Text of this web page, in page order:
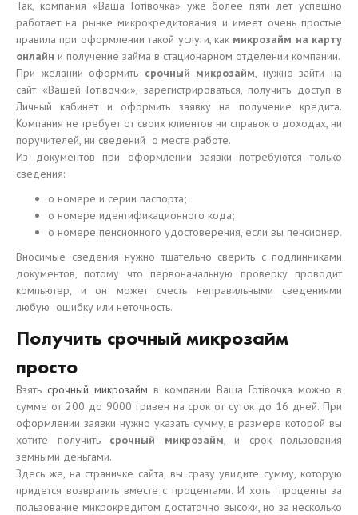
Так, компания «Ваша Готiвочка» уже более пяти лет успешно
работает на рынке микрокредитования и имеет очень простые
правила при оформлении такой услуги, как микрозайм на карту
онлайн и получение займа в стационарном отделении компании.
При желании оформить срочный микрозайм, нужно зайти на
сайт «Вашей Готiвочки», зарегистрироваться, получить доступ в
Личный кабинет и оформить заявку на получение кредита.
Компания не требует от своих клиентов ни справок о доходах, ни
поручителей, ни сведений о месте работе.
Из документов при оформлении заявки потребуются только
сведения:
о номере и серии паспорта;
о номере идентификационного кода;
о номере пенсионного удостоверения, если вы пенсионер.
Вносимые сведения нужно тщательно сверить с подлинниками
документов, потому что первоначальную проверку проводит
компьютер, и он может счесть неправильными сведениями
любую ошибку или неточность.
Получить срочный микрозайм
просто
Взять срочный микрозайм в компании Ваша Готiвочка можно в
сумме от 200 до 9000 гривен на срок от суток до 16 дней. При
оформлении заявки нужно указать сумму, в размере которой вы
хотите получить срочный микрозайм, и срок пользования
земными деньгами.
Здесь же, на страничке сайта, вы сразу увидите сумму, которую
придется возвратить вместе с процентами. И хоть проценты за
пользование микрокредитом достаточно высоки, но за несколько